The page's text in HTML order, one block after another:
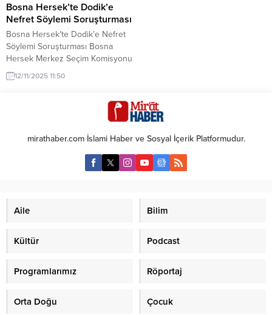
Bosna Hersek’te Dodik’e
Nefret Söylemi Soruşturması
Bosna Hersek’te Dodik’e Nefret
Söylemi Soruşturması Bosna
Hersek Merkez Seçim Komisyonu
(CIK), ayrılıkçı Sırp Cumhuriyeti’nin
(RS) eski Başkanı Milorad Dodik
nedeniyle soruşturma başlattı.
Dodik, Doğu Saraybosna’daki bir
mitingde “Bu şehir ek
İslamlaşmaya izin vermemeli.
Türk’ten (Boşnak) daha çok yalan
12/11/2025 11:50
mirathaber.com İslami Haber ve Sosyal İçerik Platformudur.
Aile Bilim
Kültür Podcast
Programlarımız Röportaj
Orta Doğu Çocuk